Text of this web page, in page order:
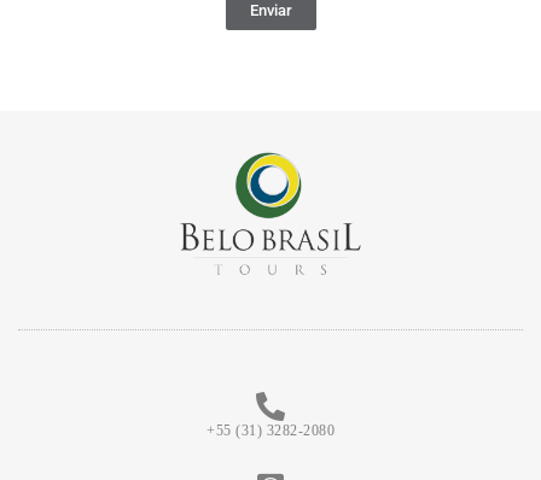
Enviar
+55 (31) 3282-2080